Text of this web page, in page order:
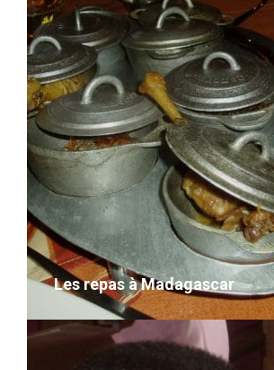
Les falaises malgaches
VOIR LE DÉTAIL
Les repas à Madagascar